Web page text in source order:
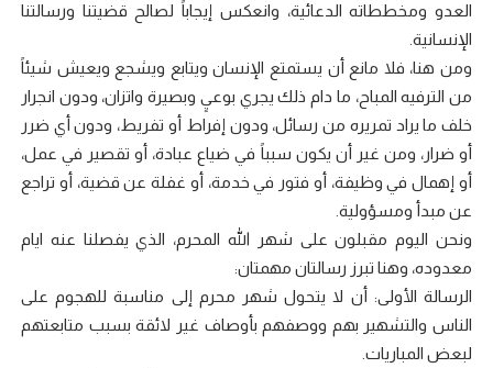
العدو ومخططاته الدعائية، وانعكس إيجاباً لصالح قضيتنا ورسالتنا
الإنسانية.
ومن هنا، فلا مانع أن يستمتع الإنسان ويتابع ويشجع ويعيش شيئاً
من الترفيه المباح، ما دام ذلك يجري بوعيٍ وبصيرة واتزان، ودون انجرار
خلف ما يراد تمريره من رسائل، ودون إفراط أو تفريط، ودون أي ضرر
أو ضرار، ومن غير أن يكون سبباً في ضياع عبادة، أو تقصير في عمل،
أو إهمال في وظيفة، أو فتور في خدمة، أو غفلة عن قضية، أو تراجع
عن مبدأ ومسؤولية.
ونحن اليوم مقبلون على شهر الله المحرم، الذي يفصلنا عنه ايام
معدوده، وهنا تبرز رسالتان مهمتان:
الرسالة الأولى: أن لا يتحول شهر محرم إلى مناسبة للهجوم على
الناس والتشهير بهم ووصفهم بأوصاف غير لائقة بسبب متابعتهم
لبعض المباريات.